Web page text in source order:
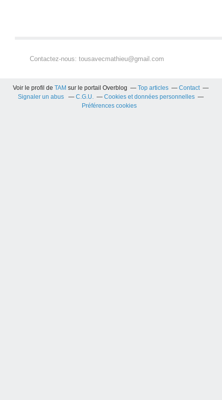
Contactez-nous: tousavecmathieu@gmail.com
Voir le profil deTAM sur le portail Overblog Top articles
Contact
Signaler un abus
C.G.U.
Cookies et données personnelles
Préférences cookies